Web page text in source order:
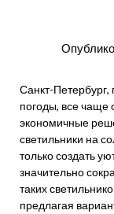
Санкт-
погоды, все чаще
экономичные
светильники на
только создать
значительно
таких
предлагая